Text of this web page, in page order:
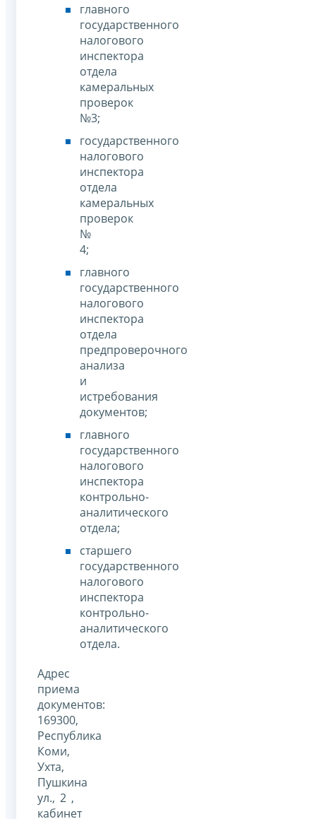
главного
государственного
налогового
инспектора
отдела
камеральных
проверок
№3;
государственного
налогового
инспектора
отдела
камеральных
проверок
№
4;
главного
государственного
налогового
инспектора
отдела
предпроверочного
анализа
и
истребования
документов;
главного
государственного
налогового
инспектора
контрольно-
аналитического
отдела;
старшего
государственного
налогового
инспектора
контрольно-
аналитического
отдела.
Адрес
приема
документов:
169300,
Республика
Коми,
Ухта,
Пушкина
ул., 2 ,
кабинет